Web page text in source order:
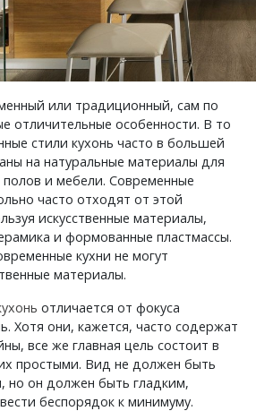
или традиционный, сам по
отличительные особенности. В то
стили кухонь часто в большей
на натуральные материалы для
и мебели. Современные
часто отходят от этой
искусственные материалы,
и формованные пластмассы.
кухни не могут
материалы.
отличается от фокуса
Хотя они, кажется, часто содержат
все же главная цель состоит в
простыми. Вид не должен быть
но он должен быть гладким,
беспорядок к минимуму.